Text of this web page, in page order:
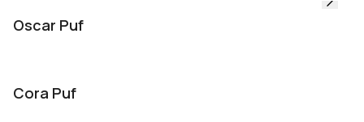
Oscar Puf
Cora Puf